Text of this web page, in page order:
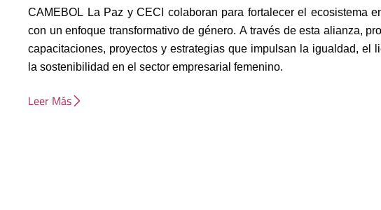
CAMEBOL La Paz y CECI colaboran para fortalecer el ecosistema
con un enfoque transformativo de género. A través de esta alianza,
capacitaciones, proyectos y estrategias que impulsan la igualdad, el
la sostenibilidad en el sector empresarial femenino.
Leer Más